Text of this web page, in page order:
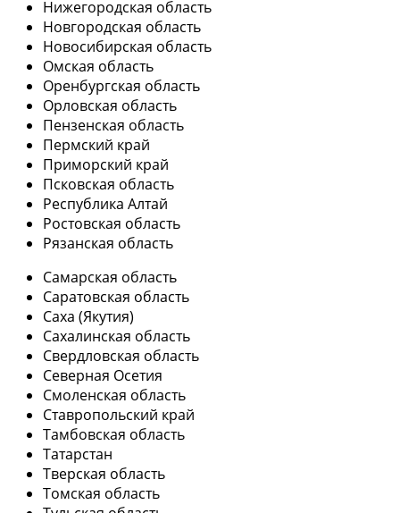
Нижегородская область
Новгородская область
Новосибирская область
Омская область
Оренбургская область
Орловская область
Пензенская область
Пермский край
Приморский край
Псковская область
Республика Алтай
Ростовская область
Рязанская область
Самарская область
Саратовская область
Саха (Якутия)
Сахалинская область
Свердловская область
Северная Осетия
Смоленская область
Ставропольский край
Тамбовская область
Татарстан
Тверская область
Томская область